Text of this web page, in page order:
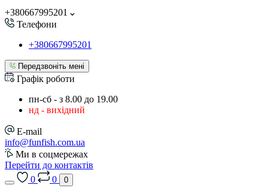
+380667995201
Телефони
+380667995201
Передзвоніть мені
Графік роботи
пн-сб - з 8.00 до 19.00
нд - вихідний
E-mail
info@funfish.com.ua
Ми в соцмережах
Перейти до контактів
0
0 0